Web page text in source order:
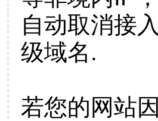
自动取消接
级域名.
若您的网站